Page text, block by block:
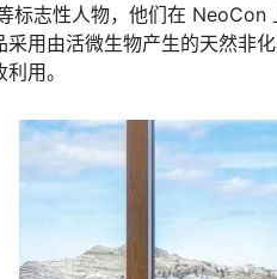
标志性人物，他们在 NeoCon
采用由活微生物产生的天然非
用。